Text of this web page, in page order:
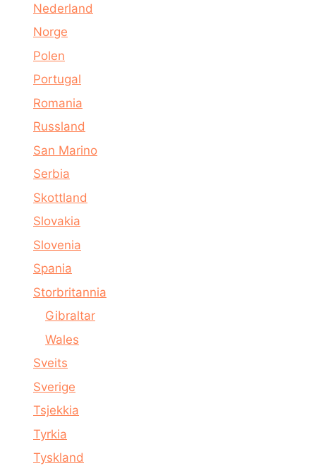
Nederland
Norge
Polen
Portugal
Romania
Russland
San Marino
Serbia
Skottland
Slovakia
Slovenia
Spania
Storbritannia
Gibraltar
Wales
Sveits
Sverige
Tsjekkia
Tyrkia
Tyskland